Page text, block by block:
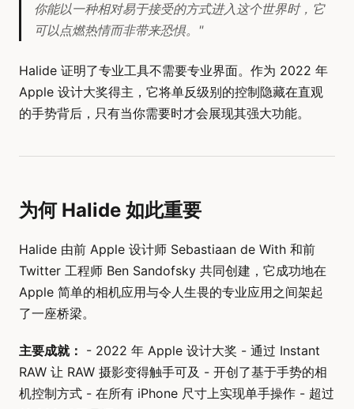
你能以一种相对易于接受的方式进入这个世界时，它
可以点燃热情而非带来恐惧。"
Halide 证明了专业工具不需要专业界面。作为 2022 年
Apple 设计大奖得主，它将单反级别的控制隐藏在直观
的手势背后，只有当你需要时才会展现其强大功能。
为何 Halide 如此重要
Halide 由前 Apple 设计师 Sebastiaan de With 和前
Twitter 工程师 Ben Sandofsky 共同创建，它成功地在
Apple 简单的相机应用与令人生畏的专业应用之间架起
了一座桥梁。
主要成就： - 2022 年 Apple 设计大奖 - 通过 Instant
RAW 让 RAW 摄影变得触手可及 - 开创了基于手势的相
机控制方式 - 在所有 iPhone 尺寸上实现单手操作 - 超过